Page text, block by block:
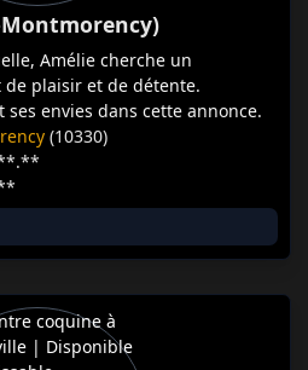
Amélie cherche un
plaisir et de détente.
ses envies dans cette annonce.
(10330)